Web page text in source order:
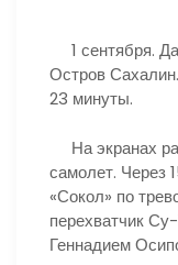
1 сентября.
Остров
23 минуты.
На экранах
самолет. Через
«Сокол» по
перехватчик
Геннадием